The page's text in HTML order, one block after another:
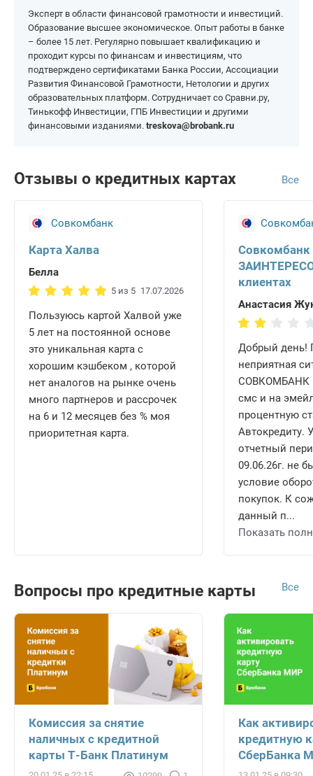
Эксперт в области финансовой грамотности и инвестиций.
Образование высшее экономическое. Опыт работы в банке
– более 15 лет. Регулярно повышает квалификацию и
проходит курсы по финансам и инвестициям, что
подтверждено сертификатами Банка России, Ассоциации
Развития Финансовой Грамотности, Нетологии и других
образовательных платформ. Сотрудничает со Сравни.ру,
Тинькофф Инвестиции, ГПБ Инвестиции и другими
финансовыми изданиями. treskova@brobank.ru
Отзывы о кредитных картах Все
Совкомбанк
Карта Халва
Белла
5 из 5 17.07.2026
Пользуюсь картой Халвой уже
5 лет на постоянной основе
это уникальная карта с
хорошим кэшбеком , которой
нет аналогов на рынке очень
много партнеров и рассрочек
на 6 и 12 месяцев без % моя
приоритетная карта.
Совкомбанк
клиентах
Анастасия
Добрый день!
неприятная
СОВКОМБАНК
смс и на
процентную
Автокредиту.
отчетный
09.06.26г. не
условие
покупок. К
данный п...
Показать
Вопросы про кредитные карты Все
Комиссия за снятие
наличных с кредитной
карты Т-Банк Платинум
Как
кредитную
СберБанка